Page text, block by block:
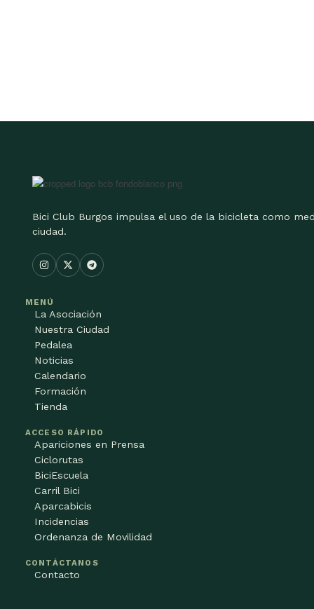
Bici Club Burgos impulsa el uso de la bicicleta como
ciudad.
MENÚ
La Asociación
Nuestra Ciudad
Pedalea
Noticias
Calendario
Formación
Tienda
ACCESO RÁPIDO
Apariciones en Prensa
Ciclorutas
BiciEscuela
Carril Bici
Aparcabicis
Incidencias
Ordenanza de Movilidad
CONTÁCTANOS
Contacto